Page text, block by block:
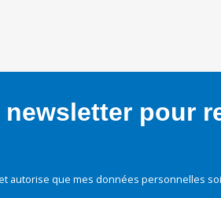
pour
autorise que mes données personnelles